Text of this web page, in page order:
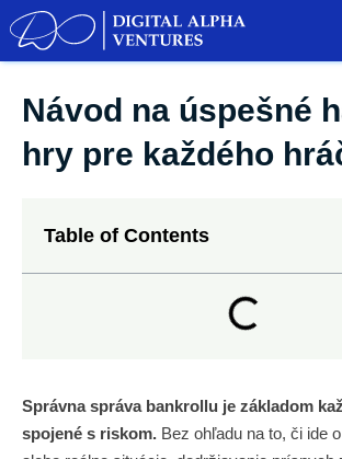
Návod na úspešné
hry pre každého
Table of Contents
Správna správa bankrollu je základom
spojené s riskom. Bez ohľadu na to, či ide